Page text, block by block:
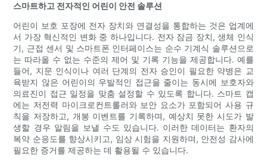
스마트하고 전자적인 어린이 안전 솔루션
어린이 보호 포장에 전자 장치와 연결성을 통합하는 것은 업계에
서 가장 혁신적인 변화 중 하나입니다. 전자 잠금 장치, 생체 인식
기, 근접 센서 및 스마트폰 인터페이스는 순수 기계식 솔루션으로
는 따라올 수 없는 수준의 제어 및 기록 기능을 제공합니다. 예를
들어, 지문 인식이나 여러 단계의 전자 승인이 필요한 약병은 교
육받지 않은 어린이의 우발적인 접근을 줄이는 동시에 보호자와
의료진이 접근 일정을 맞춤 설정할 수 있도록 합니다. 스마트 캡
에는 저전력 마이크로컨트롤러와 보안 요소가 포함되어 사용 규
칙을 저장하고, 개봉 이벤트를 기록하며, 예상치 못한 시도가 발
생할 경우 알림을 보낼 수도 있습니다. 이러한 데이터는 환자의
복약 순응도를 향상시키고, 임상 시험을 지원하며, 안전성 감사에
필요한 증거를 제공하는 데 활용될 수 있습니다.